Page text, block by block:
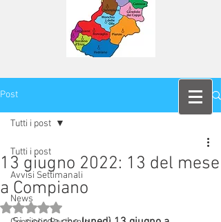
Post
Tutti i post
Avvisi Settimanali
News
Tutti i post
13 giugno 2022: 13 del mese
a Compiano
Valutazione NaN stelle su 5.